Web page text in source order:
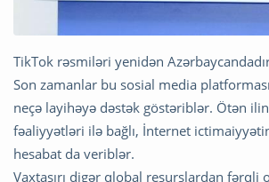
TikTok rəsmiləri yenidən
Son zamanlar bu sosial media
neçə layihəyə dəstək göstəriblər. Ötən
fəaliyyətləri ilə bağlı, İnternet
hesabat da veriblər.
Vaxtaşırı digər qlobal resurslardan fərqli